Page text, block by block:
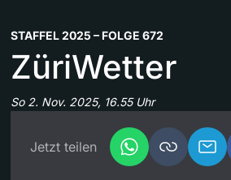
STAFFEL 2025 – FOLGE 672
ZüriWetter
So 2. Nov. 2025, 16.55 Uhr
Jetzt teilen